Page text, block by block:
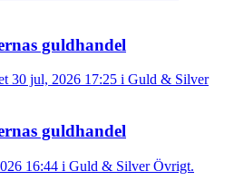
guldhandel
30 jul, 2026 17:25 i Guld & Silver
guldhandel
16:44 i Guld & Silver Övrigt.